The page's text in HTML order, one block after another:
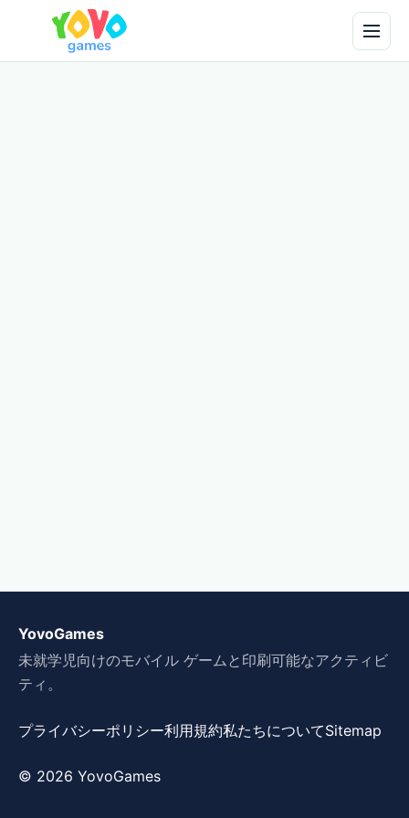
YovoGames
未就学児向けのモバイル ゲームと印刷可能なアクティビ
ティ。
プライバシーポリシー利用規約私たちについてSitemap
© 2026 YovoGames